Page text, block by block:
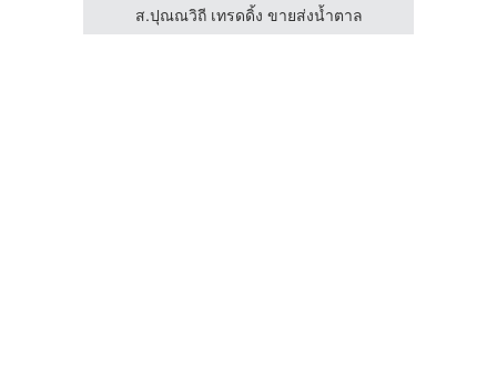
ส.ปุณณวิถี เทรดดิ้ง ขายส่งน้ำตาล